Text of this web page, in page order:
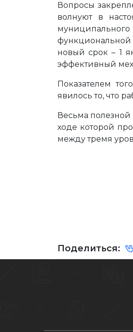
Вопросы
волнуют в
функциональной
новый срок – 1
эффективный
Показателем
явилось то, что
Весьма
ходе которой
между тремя
Поделиться: